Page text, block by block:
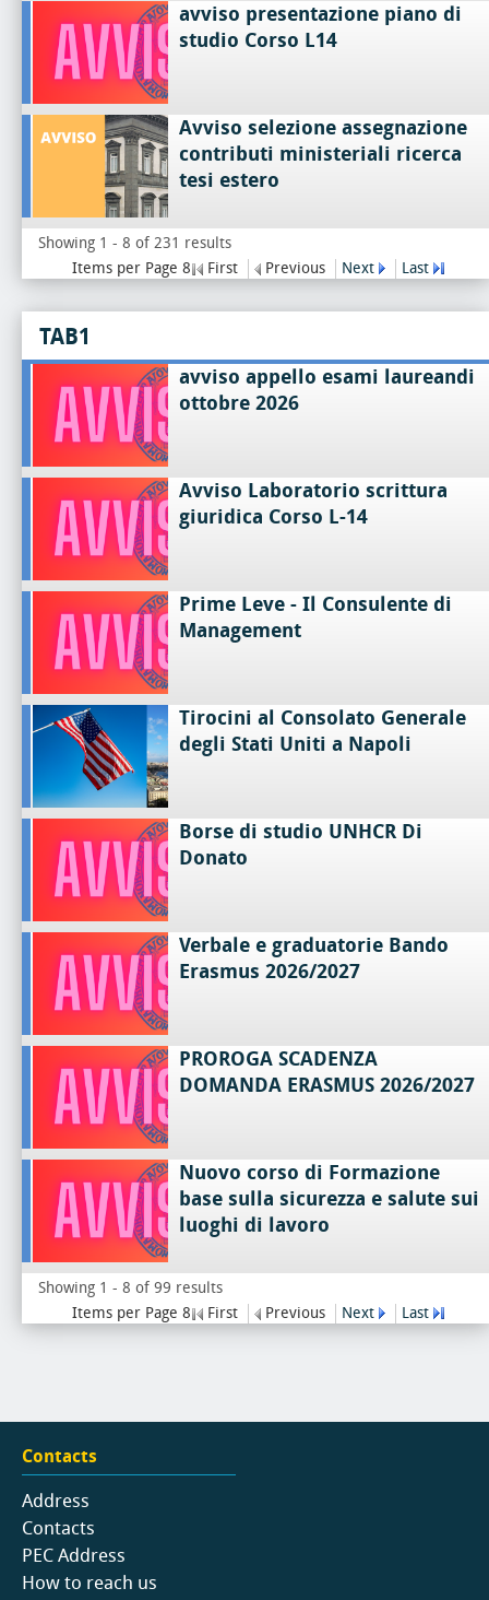
avviso presentazione piano di
studio Corso L14
Avviso selezione assegnazione
contributi ministeriali ricerca
tesi estero
Showing 1 - 8 of 231 results
Items per Page 8
First Previous Next Last
TAB1
avviso appello esami laureandi
ottobre 2026
Avviso Laboratorio scrittura
giuridica Corso L-14
Prime Leve - Il Consulente di
Management
Tirocini al Consolato Generale
degli Stati Uniti a Napoli
Borse di studio UNHCR Di
Donato
Verbale e graduatorie Bando
Erasmus 2026/2027
PROROGA SCADENZA
DOMANDA ERASMUS 2026/2027
Nuovo corso di Formazione
base sulla sicurezza e salute sui
luoghi di lavoro
Showing 1 - 8 of 99 results
Items per Page 8
First Previous Next Last
Contacts
Address
Contacts
PEC Address
How to reach us